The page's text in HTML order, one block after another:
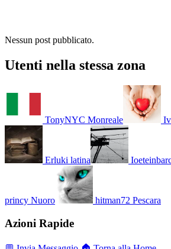
Nessun post pubblicato.
Utenti nella stessa zona
TonyNYC Monreale
Erluki latina
princy Nuoro hitman72 Pescara
Azioni Rapide